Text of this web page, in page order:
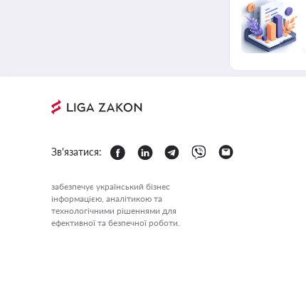
Зв'язатися:
забезпечує український бізнес
інформацією, аналітикою та
технологічними рішеннями для
ефективної та безпечної роботи.